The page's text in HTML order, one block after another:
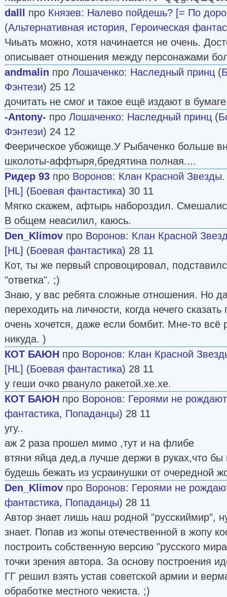
dalll
про Князев: Налево пойдешь? [= По
(Альтернативная история, Героическая
Чиьать можно, хотя начинается не очень.
описывает отношения между персонажами
andmalin про Лошаченко: Наследный принц (
Фэнтези) 25 12
дочитать не смог и такое ещё издают в
-Antony- про Лошаченко: Наследный принц (
Фэнтези) 24 12
Феерическое убожище.У Рыбаченко больше
школоты-аффтыря,бредятина полная....
Ридер 93 про Воронов: Клан Красной
[HL] (Боевая фантастика) 30 11
Мягко скажем, афтырь набороздил.
В общем неасилил, каюсь.
Den_Klimov про Воронов: Клан Красной
[HL] (Боевая фантастика) 28 11
Кот, ты же первый спровоцировал,
"ответка". ;)
Знаю, у вас ребята сложные отношения. Но
переходить на личности, когда нечего
очень хочется, даже если бомбит. Мне-то всё
никуда. )
КОТ БАЮН про Воронов: Клан Красной
[HL] (Боевая фантастика) 28 11
у геши очко рвануло ракетой.хе.хе.
КОТ БАЮН про Воронов: Героями не
фантастика, Попаданцы) 28 11
угу..
аж 2 раза прошел мимо ,тут и на флибе
втяни яйца дед,а лучше держи в руках,что бы
будешь бежать из усраинушки от очередной
Den_Klimov про Воронов: Героями не
фантастика, Попаданцы) 28 11
Автор знает лишь наш родной "русскиймир",
знает. Попав из жопы отечественной в жопу
построить собственную версию "русского
точки зрения автора. За основу построения
ГГ решил взять устав советской армии и
обработке местного чекиста. ;)